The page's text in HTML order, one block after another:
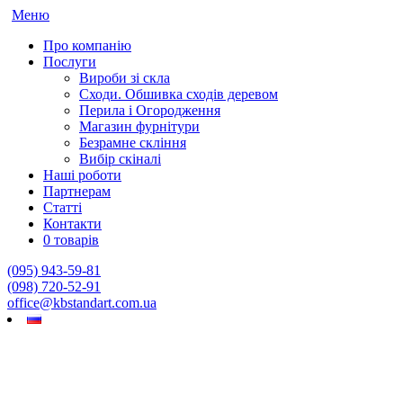
Меню
Про компанію
Послуги
Вироби зі скла
Сходи. Обшивка сходів деревом
Перила і Огородження
Магазин фурнітури
Безрамне скління
Вибір скіналі
Наші роботи
Партнерам
Статті
Контакти
0 товарів
(095) 943-59-81
(098) 720-52-91
office@kbstandart.com.ua